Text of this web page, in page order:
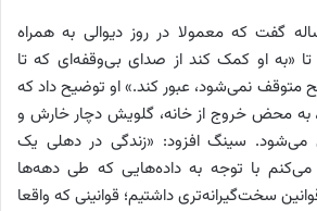
طراح گرافیک ۳۰ ساله گفت که معمولا در روز دیوالی به همراه
«به او کمک کند از صدای بی‌وقفه‌ای که تا
متوقف نمی‌شود، عبور کند.» او توضیح داد که
به محض خروج از خانه، گلویش دچار خارش و
سینگ افزود: «زندگی در دهلی یک
با توجه به داده‌هایی که طی دهه‌ها
سخت‌گیرانه‌تری داشتیم؛ قوانینی که واقعا